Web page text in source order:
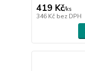
419 Kč/ks
346 Kč bez DPH